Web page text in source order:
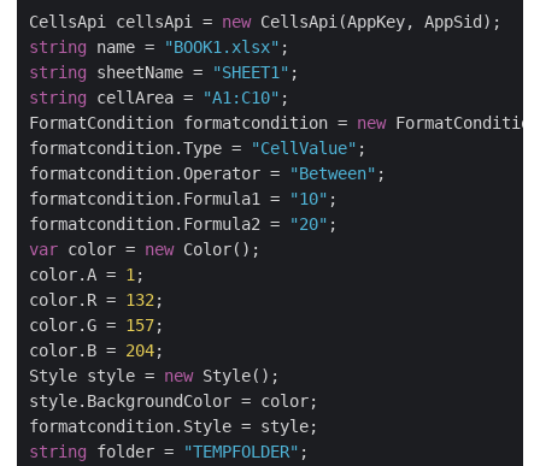
CellsApi cellsApi = new
string name = "BOOK1.xlsx"
string sheetName = "SHEET1"
string cellArea = "A1:C10" ;
FormatCondition formatcondition = new
formatcondition.Type =
"CellValue" ;
formatcondition.Operator =
"Between" ;
formatcondition.Formula1 =
"10" ;
formatcondition.Formula2 =
"20"
var color = new Color();
color.A = 1;
color.R = 132;
color.G = 157;
color.B = 204;
Style style = new Style();
style.BackgroundColor = color;
string folder = "TEMPFOLDER"